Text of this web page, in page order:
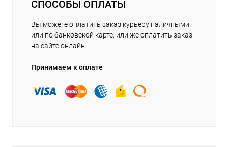
СПОСОБЫ ОПЛАТЫ
Вы можете оплатить заказ курьеру наличными
или по банковской карте, или же оплатить заказ
на сайте онлайн.
Принимаем к оплате